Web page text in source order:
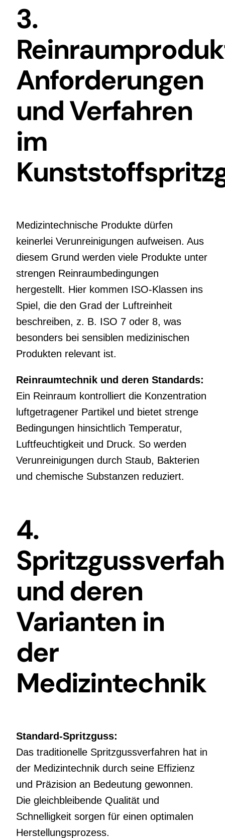
3.
Anforderungen
und Verfahren
im
Medizintechnische Produkte dürfen
keinerlei Verunreinigungen aufweisen. Aus
diesem Grund werden viele Produkte unter
strengen Reinraumbedingungen
hergestellt. Hier kommen ISO-Klassen ins
Spiel, die den Grad der Luftreinheit
beschreiben, z. B. ISO 7 oder 8, was
besonders bei sensiblen medizinischen
Produkten relevant ist.
Reinraumtechnik und deren Standards:
Ein Reinraum kontrolliert die Konzentration
luftgetragener Partikel und bietet strenge
Bedingungen hinsichtlich Temperatur,
Luftfeuchtigkeit und Druck. So werden
Verunreinigungen durch Staub, Bakterien
und chemische Substanzen reduziert.
4.
und deren
Varianten in
der
Medizintechnik
Standard-Spritzguss:
Das traditionelle Spritzgussverfahren hat in
der Medizintechnik durch seine Effizienz
und Präzision an Bedeutung gewonnen.
Die gleichbleibende Qualität und
Schnelligkeit sorgen für einen optimalen
Herstellungsprozess.